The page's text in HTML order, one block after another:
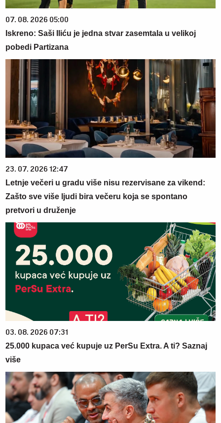
07. 08. 2026 05:00
Iskreno: Saši Iliću je jedna stvar zasemtala u velikoj
pobedi Partizana
23. 07. 2026 12:47
Letnje večeri u gradu više nisu rezervisane za vikend:
Zašto sve više ljudi bira večeru koja se spontano
pretvori u druženje
03. 08. 2026 07:31
25.000 kupaca već kupuje uz PerSu Extra. A ti? Saznaj
više